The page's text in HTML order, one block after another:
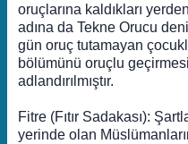
oruçlarına kaldıkları
adına da Tekne Orucu
gün oruç tutamayan
bölümünü oruçlu
adlandırılmıştır.
Fitre (Fıtır Sadakası):
yerinde olan